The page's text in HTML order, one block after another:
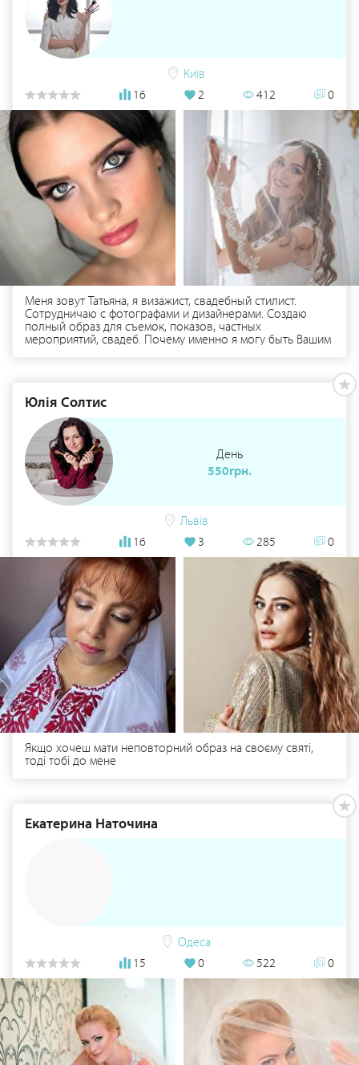
Київ
16
2 412 0
Меня зовут Татьяна, я визажист, свадебный стилист.
Сотрудничаю с фотографами и дизайнерами. Создаю
полный образ для съемок, показов, частных
мероприятий, свадеб. Почему именно я могу быть Вашим
дезинфекции кистей. Буду рада видеть Вас в числе моих
клиентов!
Юлія Солтис
День
550грн.
Львів
16
3 285 0
Якщо хочеш мати неповторний образ на своєму святі,
тоді тобі до мене
Екатерина Наточина
Одеса
15
0 522 0